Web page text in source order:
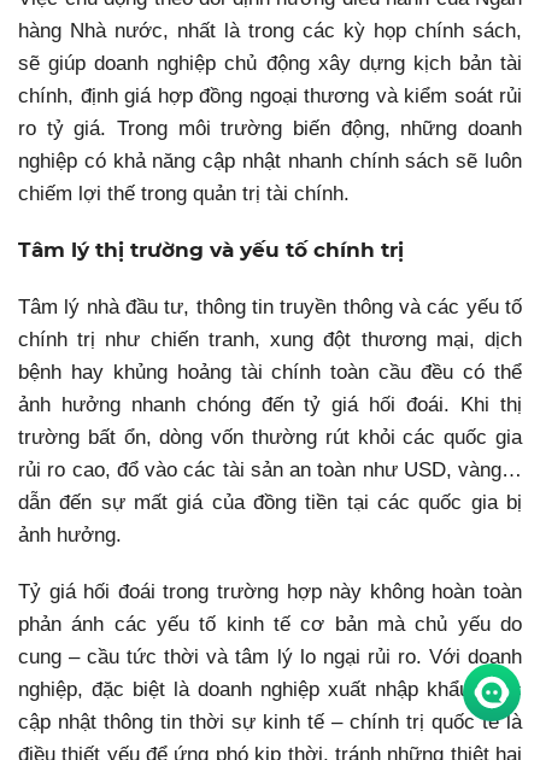
hàng Nhà nước, nhất là trong các kỳ họp chính sách,
sẽ giúp doanh nghiệp chủ động xây dựng kịch bản tài
chính, định giá hợp đồng ngoại thương và kiểm soát rủi
ro tỷ giá. Trong môi trường biến động, những doanh
nghiệp có khả năng cập nhật nhanh chính sách sẽ luôn
chiếm lợi thế trong quản trị tài chính.
Tâm lý thị trường và yếu tố chính trị
Tâm lý nhà đầu tư, thông tin truyền thông và các yếu tố
chính trị như chiến tranh, xung đột thương mại, dịch
bệnh hay khủng hoảng tài chính toàn cầu đều có thể
ảnh hưởng nhanh chóng đến tỷ giá hối đoái. Khi thị
trường bất ổn, dòng vốn thường rút khỏi các quốc gia
rủi ro cao, đổ vào các tài sản an toàn như USD, vàng…
dẫn đến sự mất giá của đồng tiền tại các quốc gia bị
ảnh hưởng.
Tỷ giá hối đoái trong trường hợp này không hoàn toàn
phản ánh các yếu tố kinh tế cơ bản mà chủ yếu do
cung – cầu tức thời và tâm lý lo ngại rủi ro. Với doanh
nghiệp, đặc biệt là doanh nghiệp xuất nhập khẩu, việc
cập nhật thông tin thời sự kinh tế – chính trị quốc tế là
điều thiết yếu để ứng phó kịp thời, tránh những thiệt hại